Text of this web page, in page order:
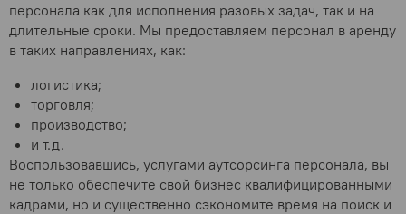
персонала как для исполнения разовых задач, так и на
длительные сроки. Мы предоставляем персонал в аренду
в таких направлениях, как:
логистика;
торговля;
производство;
и т.д.
Воспользовавшись, услугами аутсорсинга персонала, вы
не только обеспечите свой бизнес квалифицированными
кадрами, но и существенно сэкономите время на поиск и